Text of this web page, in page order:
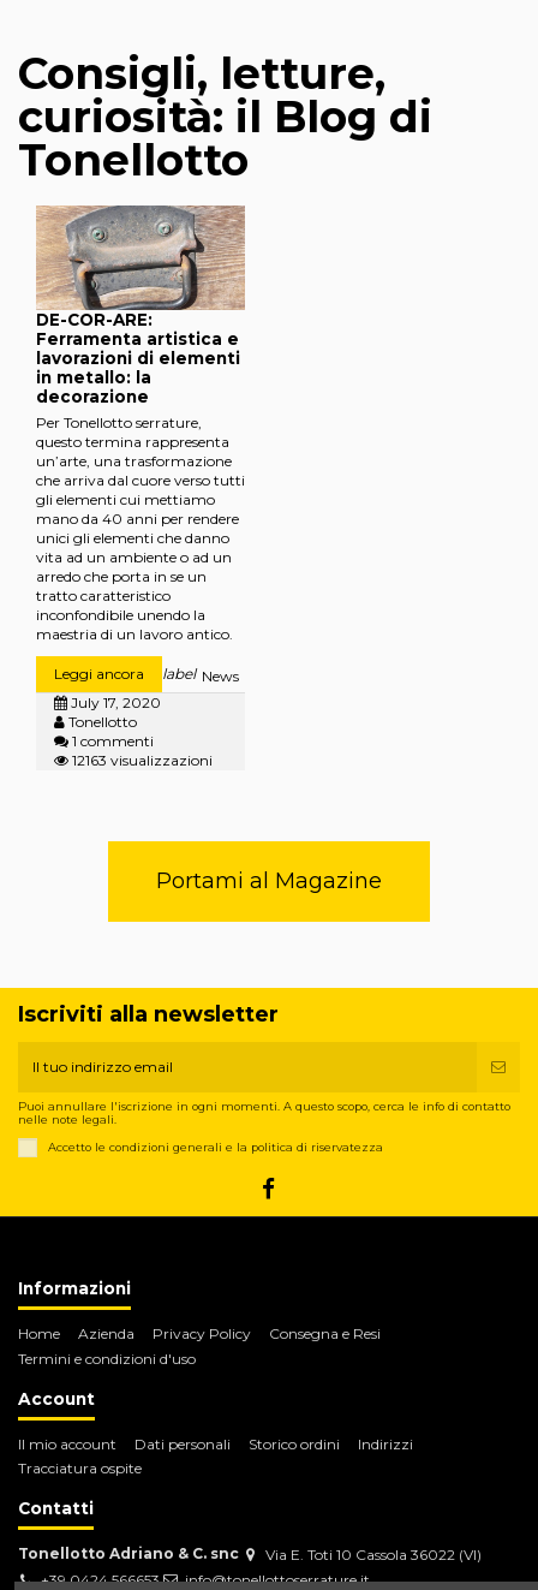
Consigli, letture,
curiosità: il Blog di
Tonellotto
DE-COR-ARE:
Ferramenta artistica e
lavorazioni di elementi
in metallo: la
decorazione
Per Tonellotto serrature,
questo termina rappresenta
un’arte, una trasformazione
che arriva dal cuore verso tutti
gli elementi cui mettiamo
mano da 40 anni per rendere
unici gli elementi che danno
vita ad un ambiente o ad un
arredo che porta in se un
tratto caratteristico
inconfondibile unendo la
maestria di un lavoro antico.
Leggi ancora label News
July 17, 2020
Tonellotto
1 commenti
12163 visualizzazioni
Portami al Magazine
Iscriviti alla newsletter
Puoi annullare l'iscrizione in ogni momenti. A questo scopo, cerca le info di contatto
nelle note legali.
Accetto le condizioni generali e la politica di riservatezza
Informazioni
Home Azienda Privacy Policy
Consegna e Resi
Termini e condizioni d'uso
Account
Il mio account Dati personali Storico ordini
Indirizzi
Tracciatura ospite
Contatti
Tonellotto Adriano & C. snc
Via E. Toti 10 Cassola 36022 (VI)
+39 0424 566653
info@tonellottoserrature.it